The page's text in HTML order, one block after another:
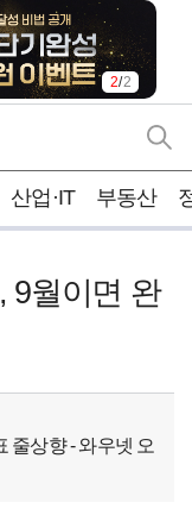
2/2
산업·IT 부동산
9월이면 완
줄상향 - 와우넷 오